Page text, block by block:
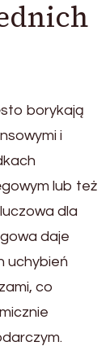
borykają
i
lub też
dla
daje
uchybień
co